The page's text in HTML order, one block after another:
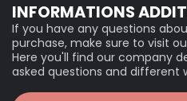
INFORMATIONS
If you have any questions
purchase, make sure to visit
Here you'll find our company
asked questions and different